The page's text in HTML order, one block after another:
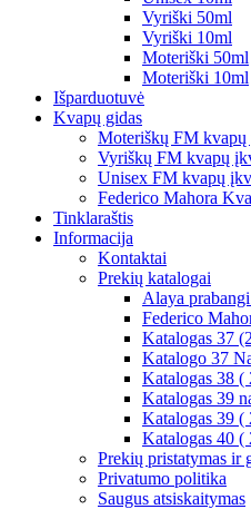
Vyriški 50ml
Vyriški 10ml
Moteriški 50ml
Moteriški 10ml
Išparduotuvė
Kvapų gidas
Moteriškų FM kvapų
Vyriškų FM kvapų
Unisex FM kvapų
Federico Mahora
Tinklaraštis
Informacija
Kontaktai
Prekių katalogai
Alaya
Federico
Katalogas 37
Katalogo 37
Katalogas 38 (
Katalogas 39
Katalogas 39 (
Katalogas 40 (
Prekių pristatymas ir
Privatumo politika
Saugus atsiskaitymas